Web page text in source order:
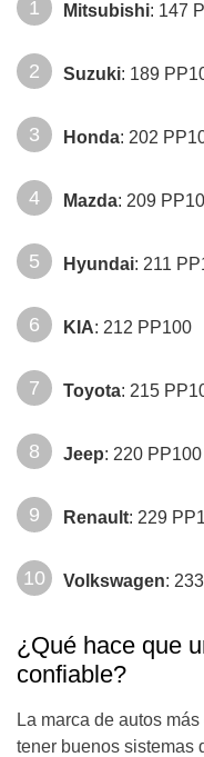
Mitsubishi: 147
Suzuki: 189
Honda: 202
Mazda: 209
Hyundai: 211
KIA: 212 PP100
Toyota: 215
Jeep: 220 PP100
Renault: 229
Volkswagen:
¿Qué hace que
confiable?
La marca de autos
tener buenos sistemas